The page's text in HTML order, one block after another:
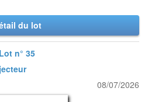
du lot
Lot n° 35
08/07/2026